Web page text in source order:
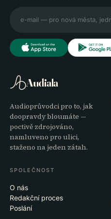
Audiala
Audioprůvodci pro to, jak
doopravdy bloumáte —
poctivě zdrojováno,
namluveno pro ulici,
staženo na jeden zátah.
SPOLEČNOST
O nás
Redakční proces
Poslání